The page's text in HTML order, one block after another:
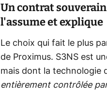
Un contrat
l'assume et explique
Le choix qui fait le plus
de Proximus. S3NS est
mais dont la technologie
entièrement contrôlée